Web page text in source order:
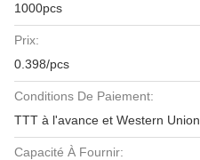
1000pcs
Prix:
0.398/pcs
Conditions De Paiement:
TTT à l'avance et Western Union
Capacité À Fournir: